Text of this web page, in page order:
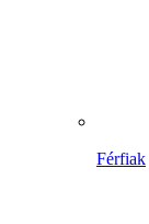
Férfiak